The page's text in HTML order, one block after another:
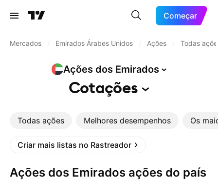
Começar
Mercados Emirados Árabes Unidos Ações Todas
Ações dos Emirados
Cotações
Todas ações Melhores desempenhos Os
Criar mais listas no Rastreador
Ações dos Emirados ações do país